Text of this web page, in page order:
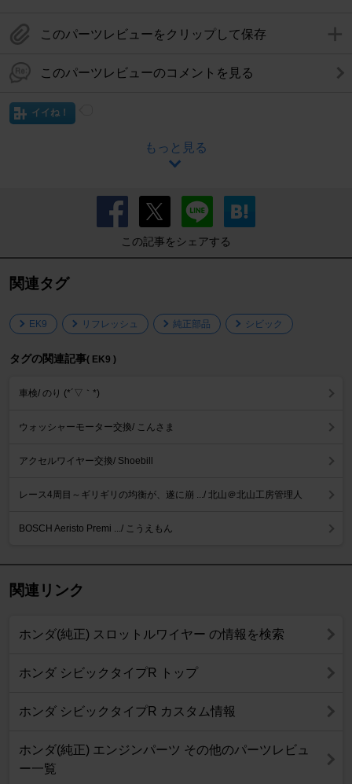
このパーツレビューをクリップして保存
このパーツレビューのコメントを見る
イイね！
もっと見る
この記事をシェアする
関連タグ
EK9 リフレッシュ 純正部品 シビック
タグの関連記事( EK9 )
車検/ のり (*´▽｀*)
ウォッシャーモーター交換/ こんさま
アクセルワイヤー交換/ Shoebill
レース4周目～ギリギリの均衡が、遂に崩 .../ 北山＠北山工房管理人
BOSCH Aeristo Premi .../ こうえもん
関連リンク
ホンダ(純正) スロットルワイヤー の情報を検索
ホンダ シビックタイプR トップ
ホンダ シビックタイプR カスタム情報
ホンダ(純正) エンジンパーツ その他のパーツレビュ
ー一覧